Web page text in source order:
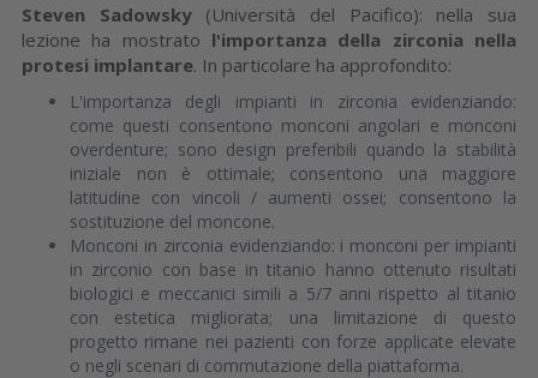
Steven Sadowsky(Università del Pacifico): nella sua
lezione ha mostrato l'importanza della zirconia nella
protesi implantare. In particolare ha approfondito:
L'importanza degli impianti in zirconia evidenziando:
come questi consentono monconi angolari e monconi
overdenture; sono design preferibili quando la stabilità
iniziale non è ottimale; consentono una maggiore
latitudine con vincoli / aumenti ossei; consentono la
sostituzione del moncone.
Monconi in zirconia evidenziando: i monconi per impianti
in zirconio con base in titanio hanno ottenuto risultati
biologici e meccanici simili a 5/7 anni rispetto al titanio
con estetica migliorata; una limitazione di questo
progetto rimane nei pazienti con forze applicate elevate
o negli scenari di commutazione della piattaforma.